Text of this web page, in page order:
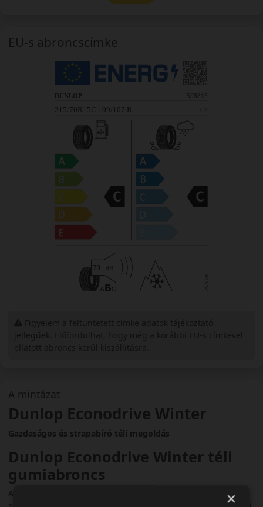
A mintázat
Dunlop Econodrive Winter
Gazdaságos és strapabíró téli megoldás
Dunlop Econodrive Winter téli
gumiabroncs
A Dunlop Econodrive Winter kisteherautók és furgonok
EU-s abroncscímke
×